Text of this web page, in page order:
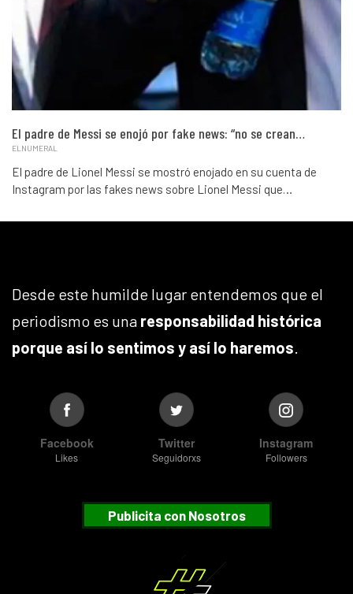
El padre de Messi se enojó por fake news: “no se crean…
ELNUMERAL
El padre de Lionel Messi se mostró enojado en su cuenta de
Instagram por las fakes news sobre Lionel Messi que…
Desde este humilde lugar entendemos que el
periodismo es una responsabilidad histórica
porque así lo sentimos y así lo haremos.
Facebook
Likes
Twitter
Seguidorxs
Instagram
Followers
Publicita con Nosotros